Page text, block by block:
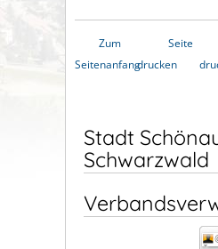
Zum
Seitenanfang
Seite
drucken
Stadt
Schwarzwald